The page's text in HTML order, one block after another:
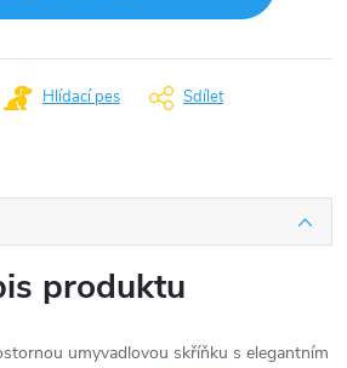
Hlídací pes Sdílet
produktu
umyvadlovou skříňku s elegantním